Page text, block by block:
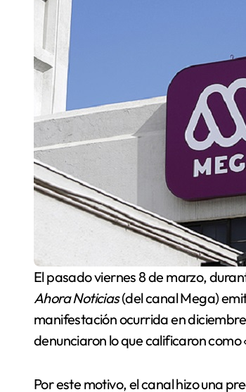
El pasado viernes 8 de marzo,
Ahora Noticias(del canal Mega)
manifestación ocurrida en
denunciaron lo que calificaron como
Por este motivo, el canal hizo una